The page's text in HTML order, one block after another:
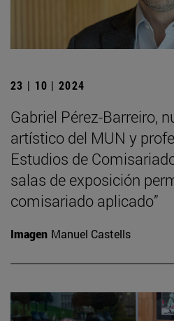
23 | 10 | 2024
Gabriel Pérez-Barreiro,
artístico del MUN y
Estudios de
salas de exposición
comisariado aplicado”
Imagen Manuel Castells